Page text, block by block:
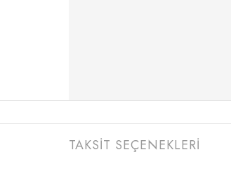
TAKSİT SEÇENEKLERİ